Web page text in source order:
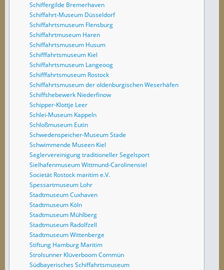
Schiffergilde Bremerhaven
Schiffahrt-Museum Düsseldorf
Schiffahrtsmuseum Flensburg
Schiffahrtmuseum Haren
Schiffahrtsmuseum Husum
Schifffahrtsmuseum Kiel
Schiffahrtsmuseum Langeoog
Schifffahrtsmuseum Rostock
Schiffahrtsmuseum der oldenburgischen Weserhäfen
Schiffshebewerk Niederfinow
Schipper-Klottje Leer
Schlei-Museum Kappeln
Schloßmuseum Eutin
Schwedenspeicher-Museum Stade
Schwimmende Museen Kiel
Seglervereinigung traditioneller Segelsport
Sielhafenmuseum Wittmund-Carolinensiel
Societät Rostock maritim e.V.
Spessartmuseum Lohr
Stadtmuseum Cuxhaven
Stadtmuseum Köln
Stadtmuseum Mühlberg
Stadtmuseum Radolfzell
Stadtmuseum Wittenberge
Stiftung Hamburg Maritim
Strolsunner Klüverboom Commün
Südbayerisches Schiffahrtsmuseum